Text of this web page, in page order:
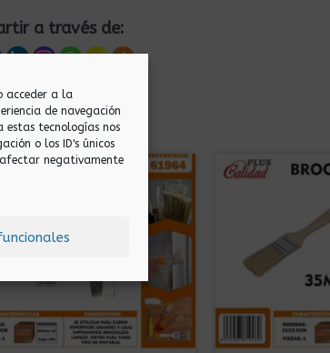
acceder a la
de navegación
estas tecnologías nos
o los ID's únicos
negativamente
a través de: